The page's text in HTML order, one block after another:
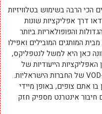
הכי הרבה בשימוש בטלוויזיות
דרך אפליקציות שונות
והפופולאריות ביותר
המותגים המובילים ואפילו
כאן היא למשל לנטפליקס,
האפליקציות הייעודיות של
כמה משירותי הטלוויזיה בתשלום או ה-VOD של החברות הישראליות.
אתם צופים, באופן מיידי
חיבור אינטרנט מספיק חזק